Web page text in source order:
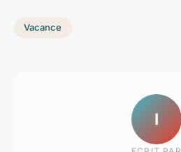
Vacance
I